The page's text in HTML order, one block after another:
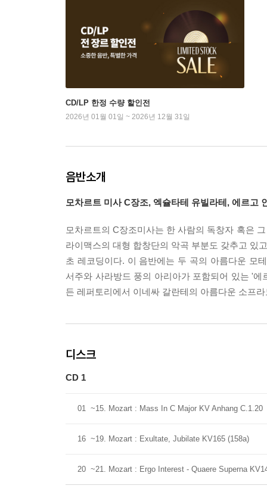
CD/LP 한정 수량 할인전
2026년 01월 01일 ~ 2026년 12월 31일
음반소개
모차르트 미사 C장조, 엑슐타테 유빌라테, 에르고
모차르트의 C장조미사는 한 사람의 독창자 혹은
라이맥스의 대형 합창단의 악곡 부분도 갖추고 있
초 레코딩이다. 이 음반에는 두 곡의 아름다운 모
서주와 사라방드 풍의 아리아가 포함되어 있는 '
든 레퍼토리에서 이네싸 갈란테의 아름다운 소프
디스크
CD 1
01 ~15. Mozart : Mass In C Major KV Anhang C.1.20
16 ~19. Mozart : Exultate, Jubilate KV165 (158a)
20 ~21. Mozart : Ergo Interest - Quaere Superna